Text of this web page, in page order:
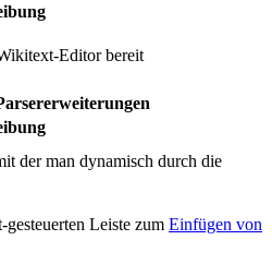
Editor bereit
der man dynamisch durch die
Leiste zum Einfügen von